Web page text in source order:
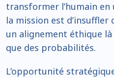
transformer l’humain
la mission est
un alignement éthique
que des probabilités.
L’opportunité